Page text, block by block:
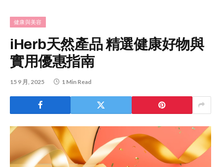
健康與美容
iHerb天然產品 精選健康好物與
實用優惠指南
15 9 月, 2025 1 Min Read